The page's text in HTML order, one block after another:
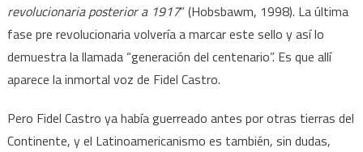
revolucionaria posterior a 1917” (Hobsbawm, 1998). La última
fase pre revolucionaria volvería a marcar este sello y así lo
demuestra la llamada “generación del centenario”. Es que allí
aparece la inmortal voz de Fidel Castro.
Pero Fidel Castro ya había guerreado antes por otras tierras del
Continente, y el Latinoamericanismo es también, sin dudas,